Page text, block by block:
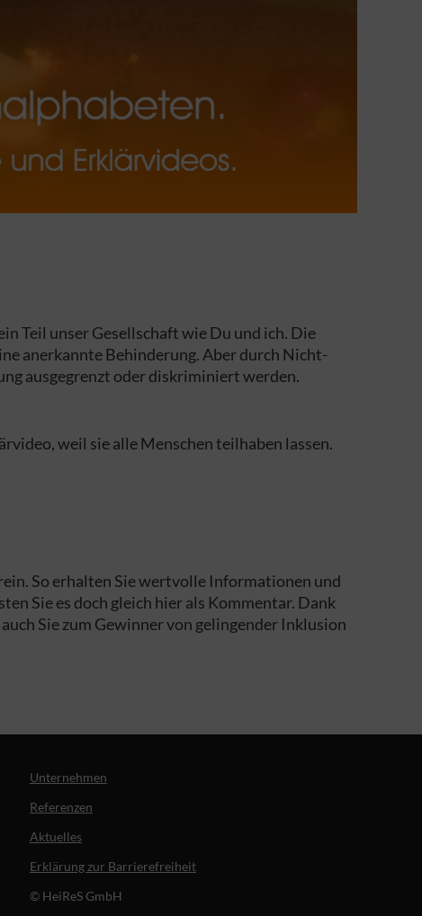
Teil unser Gesellschaft wie Du und ich. Die
anerkannte Behinderung. Aber durch Nicht-
ausgegrenzt oder diskriminiert werden.
weil sie alle Menschen teilhaben lassen.
So erhalten Sie wertvolle Informationen und
Sie es doch gleich hier als Kommentar. Dank
Sie zum Gewinner von gelingender Inklusion
Unternehmen
Referenzen
Aktuelles
Erklärung zur Barrierefreiheit
© HeiReS GmbH